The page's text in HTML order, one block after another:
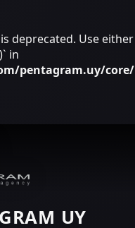
deprecated. Use either
in
pentagram.uy/
UY